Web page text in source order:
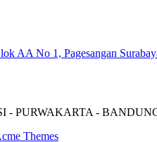
AA No 1, Pagesangan
- PURWAKARTA -
Themes